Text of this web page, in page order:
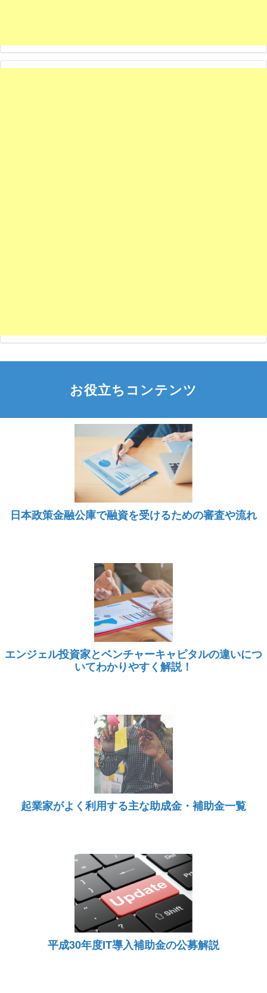
お役立ちコンテンツ
日本政策金融公庫で融資を受けるための審査や流れ
エンジェル投資家とベンチャーキャピタルの違いにつ
いてわかりやすく解説！
起業家がよく利用する主な助成金・補助金一覧
平成30年度IT導入補助金の公募解説